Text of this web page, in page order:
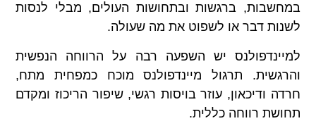
במחשבות, ברגשות ובתחושות העולים, מבלי לנסות
לשנות דבר או לשפוט את מה שעולה.
למיינדפולנס יש השפעה רבה על הרווחה הנפשית
והרגשית. תרגול מיינדפולנס מוכח כמפחית מתח,
חרדה ודיכאון, עוזר בויסות רגשי, שיפור הריכוז ומקדם
תחושת רווחה כללית.